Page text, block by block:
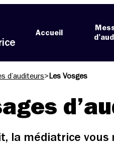
Accueil
d’auditeurs> Les Vosges
la médiatrice vous